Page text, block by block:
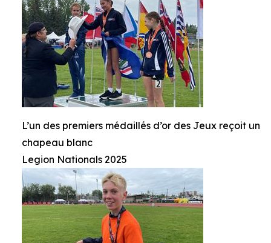
L’un des premiers médaillés d’or des Jeux reçoit un
chapeau blanc
Legion Nationals 2025